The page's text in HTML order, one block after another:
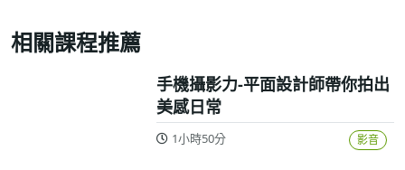
相關課程推薦
手機攝影力-平面設計師帶你拍出
美感日常
1小時50分 影音